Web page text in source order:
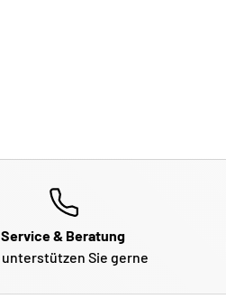
Service & Beratung
Sie gerne